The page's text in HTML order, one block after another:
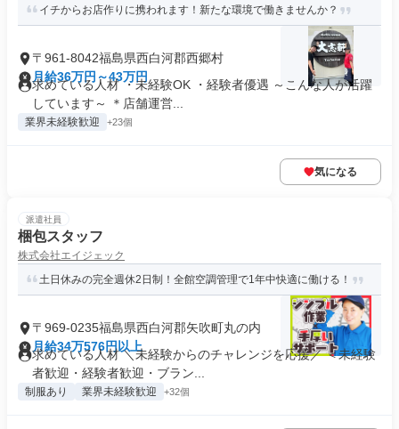
イチからお店作りに携われます！新たな環境で働きませんか？
〒961-8042福島県西白河郡西郷村
月給36万円～43万円
求めている人材 ・未経験OK ・経験者優遇 ～こんな人が活躍
しています～ ＊店舗運営...
業界未経験歓迎 +23個
気になる
派遣社員
梱包スタッフ
株式会社エイジェック
土日休みの完全週休2日制！全館空調管理で1年中快適に働ける！
〒969-0235福島県西白河郡矢吹町丸の内
月給34万576円以上
求めている人材 ＼未経験からのチャレンジを応援／ ＜未経験
者歓迎・経験者歓迎・ブラン...
制服あり 業界未経験歓迎 +32個